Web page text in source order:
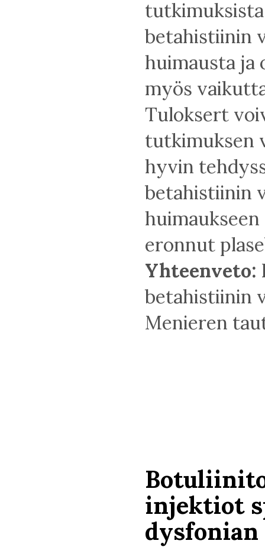
betahistiinin
huimausta ja
myös
Tuloksert
tutkimuksen
hyvin
betahistiinin
eronnut
Yhteenveto:
betahistiinin
Menieren
injektiot
dysfonian